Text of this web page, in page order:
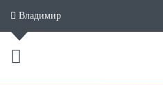
Владимир